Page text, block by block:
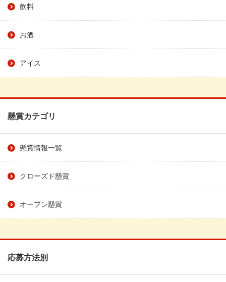
飲料
お酒
アイス
懸賞カテゴリ
懸賞情報一覧
クローズド懸賞
オープン懸賞
応募方法別